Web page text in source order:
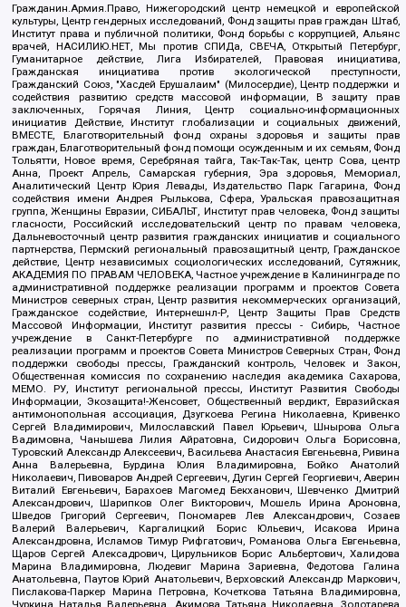
Гражданин.Армия.Право, Нижегородский центр немецкой и европейской
культуры, Центр гендерных исследований, Фонд защиты прав граждан Штаб,
Институт права и публичной политики, Фонд борьбы с коррупцией, Альянс
врачей, НАСИЛИЮ.НЕТ, Мы против СПИДа, СВЕЧА, Открытый Петербург,
Гуманитарное действие, Лига Избирателей, Правовая инициатива,
Гражданская инициатива против экологической преступности,
Гражданский Союз, "Хасдей Ерушалаим" (Милосердие), Центр поддержки и
содействия развитию средств массовой информации, В защиту прав
заключенных, Горячая Линия, Центр социально-информационных
инициатив Действие, Институт глобализации и социальных движений,
ВМЕСТЕ, Благотворительный фонд охраны здоровья и защиты прав
граждан, Благотворительный фонд помощи осужденным и их семьям, Фонд
Тольятти, Новое время, Серебряная тайга, Так-Так-Так, центр Сова, центр
Анна, Проект Апрель, Самарская губерния, Эра здоровья, Мемориал,
Аналитический Центр Юрия Левады, Издательство Парк Гагарина, Фонд
содействия имени Андрея Рылькова, Сфера, Уральская правозащитная
группа, Женщины Евразии, СИБАЛЬТ, Институт прав человека, Фонд защиты
гласности, Российский исследовательский центр по правам человека,
Дальневосточный центр развития гражданских инициатив и социального
партнерства, Пермский региональный правозащитный центр, Гражданское
действие, Центр независимых социологических исследований, Сутяжник,
АКАДЕМИЯ ПО ПРАВАМ ЧЕЛОВЕКА, Частное учреждение в Калининграде по
административной поддержке реализации программ и проектов Совета
Министров северных стран, Центр развития некоммерческих организаций,
Гражданское содействие, Интернешнл-Р, Центр Защиты Прав Средств
Массовой Информации, Институт развития прессы - Сибирь, Частное
учреждение в Санкт-Петербурге по административной поддержке
реализации программ и проектов Совета Министров Северных Стран, Фонд
поддержки свободы прессы, Гражданский контроль, Человек и Закон,
Общественная комиссия по сохранению наследия академика Сахарова,
МЕМО. РУ, Институт региональной прессы, Институт Развития Свободы
Информации, Экозащита!-Женсовет, Общественный вердикт, Евразийская
антимонопольная ассоциация, Дзугкоева Регина Николаевна, Кривенко
Сергей Владимирович, Милославский Павел Юрьевич, Шнырова Ольга
Вадимовна, Чанышева Лилия Айратовна, Сидорович Ольга Борисовна,
Туровский Александр Алексеевич, Васильева Анастасия Евгеньевна, Ривина
Анна Валерьевна, Бурдина Юлия Владимировна, Бойко Анатолий
Николаевич, Пивоваров Андрей Сергеевич, Дугин Сергей Георгиевич, Аверин
Виталий Евгеньевич, Барахоев Магомед Бекханович, Шевченко Дмитрий
Александрович, Шарипков Олег Викторович, Мошель Ирина Ароновна,
Шведов Григорий Сергеевич, Пономарев Лев Александрович, Созаев
Валерий Валерьевич, Каргалицкий Борис Юльевич, Исакова Ирина
Александровна, Исламов Тимур Рифгатович, Романова Ольга Евгеньевна,
Щаров Сергей Алексадрович, Цирульников Борис Альбертович, Халидова
Марина Владимировна, Людевиг Марина Зариевна, Федотова Галина
Анатольевна, Паутов Юрий Анатольевич, Верховский Александр Маркович,
Пислакова-Паркер Марина Петровна, Кочеткова Татьяна Владимировна,
Чуркина Наталья Валерьевна, Акимова Татьяна Николаевна, Золотарева